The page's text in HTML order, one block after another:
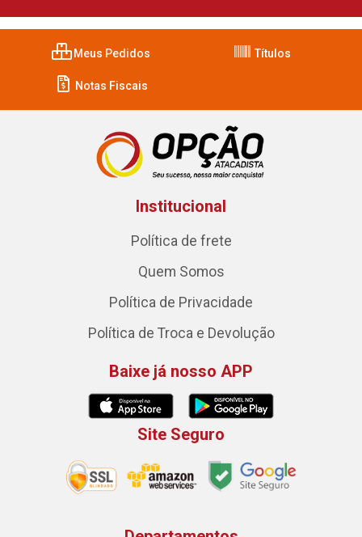
Meus Pedidos Títulos
Notas Fiscais
Institucional
Política de frete
Quem Somos
Política de Privacidade
Política de Troca e Devolução
Baixe já nosso APP
Site Seguro